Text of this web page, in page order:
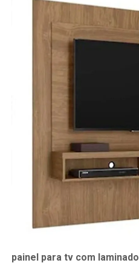
painel para tv com laminado